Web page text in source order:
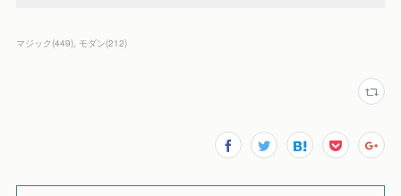
マジック (449) モダン(212)